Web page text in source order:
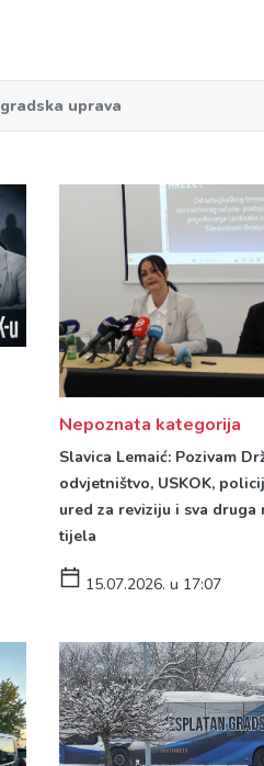
gradska uprava
Nepoznata kategorija
Slavica Lemaić: Pozivam
odvjetništvo, USKOK,
ured za reviziju i sva druga
tijela
15.07.2026. u 17:07